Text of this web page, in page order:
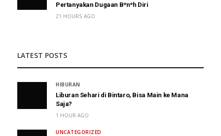
Pertanyakan Dugaan B*n*h Diri
21 HOURS AGO
LATEST POSTS
HIBURAN
Liburan Sehari di Bintaro, Bisa Main ke Mana
Saja?
1 HOUR AGO
UNCATEGORIZED